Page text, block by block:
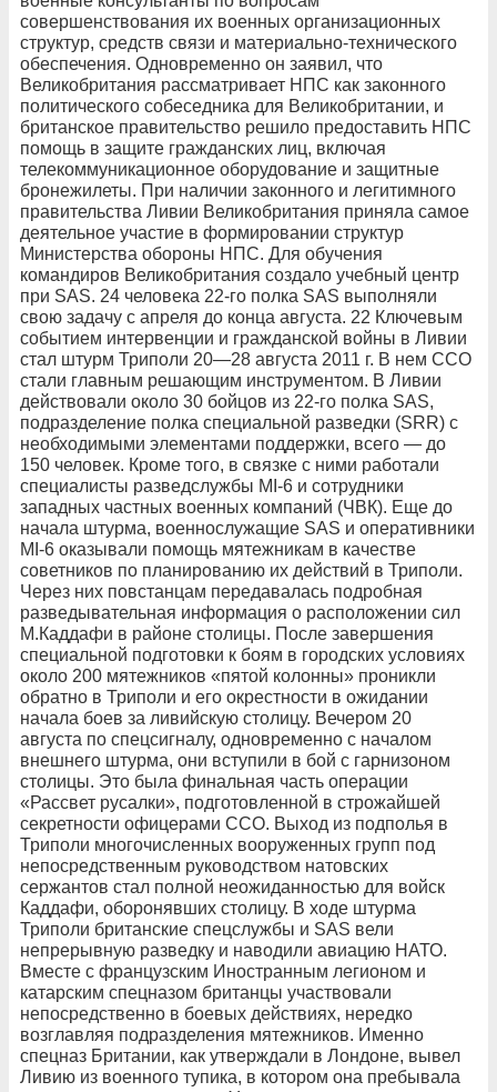
совершенствования их военных организационных
структур, средств связи и материально-технического
обеспечения. Одновременно он заявил, что
Великобритания рассматривает НПС как законного
политического собеседника для Великобритании, и
британское правительство решило предоставить НПС
помощь в защите гражданских лиц, включая
телекоммуникационное оборудование и защитные
бронежилеты. При наличии законного и легитимного
правительства Ливии Великобритания приняла самое
деятельное участие в формировании структур
Министерства обороны НПС. Для обучения
командиров Великобритания создало учебный центр
при SAS. 24 человека 22-го полка SAS выполняли
свою задачу с апреля до конца августа. 22 Ключевым
событием интервенции и гражданской войны в Ливии
стал штурм Триполи 20—28 августа 2011 г. В нем ССО
стали главным решающим инструментом. В Ливии
действовали около 30 бойцов из 22-го полка SAS,
подразделение полка специальной разведки (SRR) с
необходимыми элементами поддержки, всего — до
150 человек. Кроме того, в связке с ними работали
специалисты разведслужбы MI-6 и сотрудники
западных частных военных компаний (ЧВК). Еще до
начала штурма, военнослужащие SAS и оперативники
MI-6 оказывали помощь мятежникам в качестве
советников по планированию их действий в Триполи.
Через них повстанцам передавалась подробная
разведывательная информация о расположении сил
М.Каддафи в районе столицы. После завершения
специальной подготовки к боям в городских условиях
около 200 мятежников «пятой колонны» проникли
обратно в Триполи и его окрестности в ожидании
начала боев за ливийскую столицу. Вечером 20
августа по спецсигналу, одновременно с началом
внешнего штурма, они вступили в бой с гарнизоном
столицы. Это была финальная часть операции
«Рассвет русалки», подготовленной в строжайшей
секретности офицерами ССО. Выход из подполья в
Триполи многочисленных вооруженных групп под
непосредственным руководством натовских
сержантов стал полной неожиданностью для войск
Каддафи, оборонявших столицу. В ходе штурма
Триполи британские спецслужбы и SAS вели
непрерывную разведку и наводили авиацию НАТО.
Вместе с французским Иностранным легионом и
катарским спецназом британцы участвовали
непосредственно в боевых действиях, нередко
возглавляя подразделения мятежников. Именно
спецназ Британии, как утверждали в Лондоне, вывел
Ливию из военного тупика, в котором она пребывала